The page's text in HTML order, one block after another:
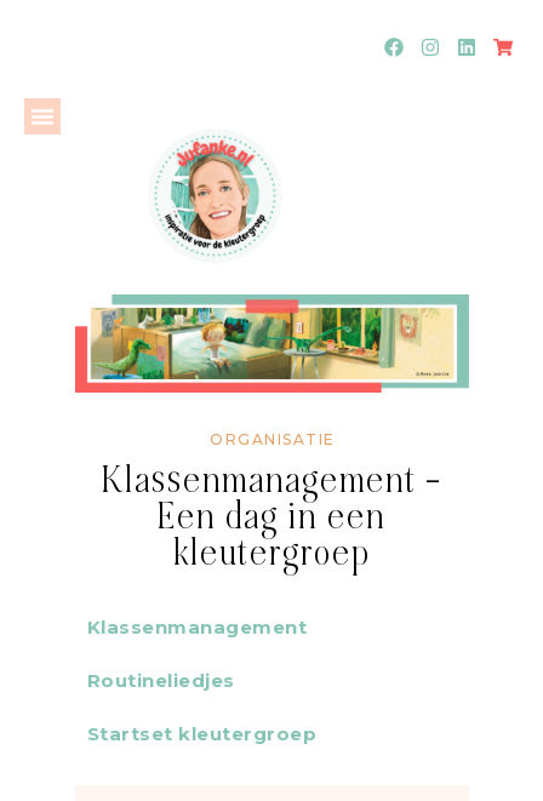
ORGANISATIE
Klassenmanagement –
Een dag in een
kleutergroep
Klassenmanagement
Routineliedjes
Startset kleutergroep